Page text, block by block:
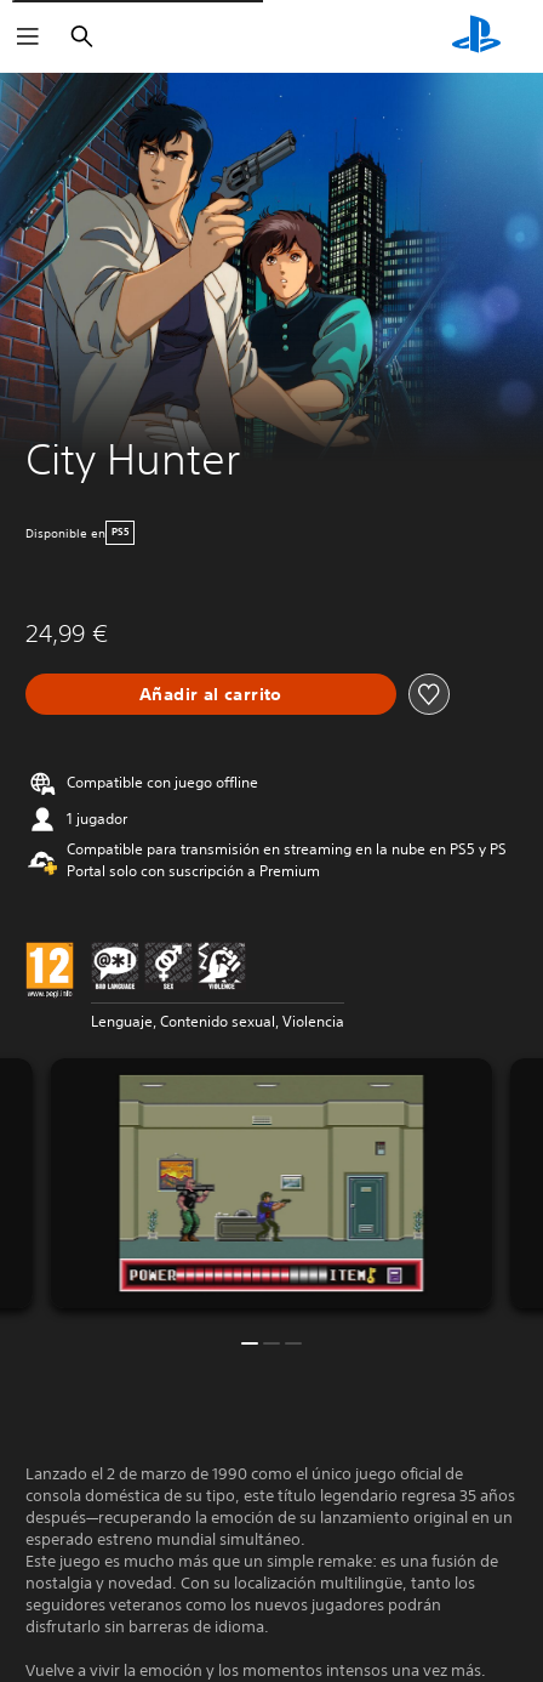
Buscar
City Hunter
Disponible en PS5
24,99 €
Añadir al carrito
Compatible con juego offline
1 jugador
Compatible para transmisión en streaming en la nube en PS5 y PS
Portal solo con suscripción a Premium
Lenguaje, Contenido sexual, Violencia
Lanzado el 2 de marzo de 1990 como el único juego oficial de
consola doméstica de su tipo, este título legendario regresa 35 años
después—recuperando la emoción de su lanzamiento original en un
esperado estreno mundial simultáneo.
Este juego es mucho más que un simple remake: es una fusión de
nostalgia y novedad. Con su localización multilingüe, tanto los
seguidores veteranos como los nuevos jugadores podrán
disfrutarlo sin barreras de idioma.
Vuelve a vivir la emoción y los momentos intensos una vez más.